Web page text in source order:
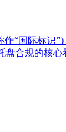
“国际标识”
合规的核